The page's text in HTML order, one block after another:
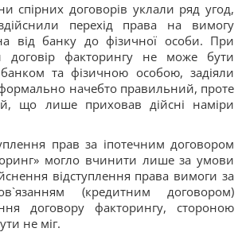
спірних договорів уклали ряд угод,
перехід права на вимогу
від банку до фізичної особи. При
договір факторингу не може бути
та фізичною особою, задіяли
формально начебто правильний, проте
що лише приховав дійсні наміри
прав за іпотечним договором
могло вчинити лише за умови
відступлення права вимоги за
(кредитним договором)
договору факторингу, стороною
не міг.